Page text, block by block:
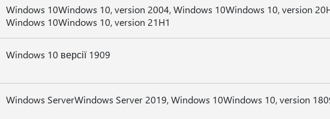
Windows 10Windows 10, version 2004, Windows 10Windows 10, version
Windows 10Windows 10, version 21H1
Windows 10 версії 1909
Windows ServerWindows Server 2019, Windows 10Windows 10, version